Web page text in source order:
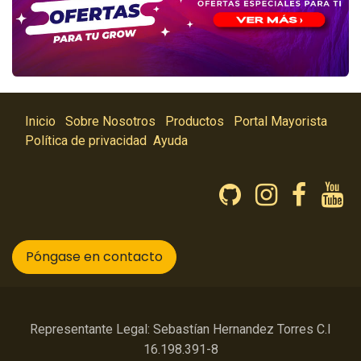
Inicio Sobre Nosotros Productos
Portal Mayorista
Política de privacidad Ayuda
Póngase en contacto
Representante Legal: Sebastían Hernandez Torres C.I
16.198.391-8